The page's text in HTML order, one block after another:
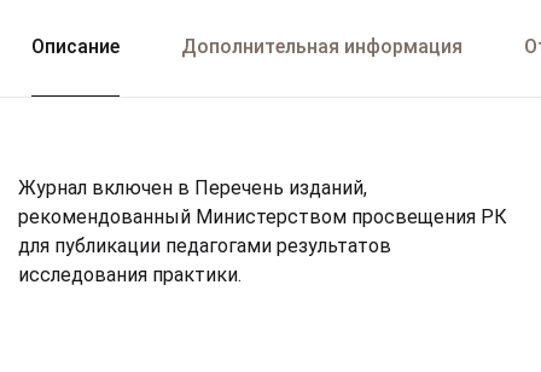
Описание Дополнительная информация
Журнал включен в Перечень изданий,
рекомендованный Министерством просвещения РК
для публикации педагогами результатов
исследования практики.